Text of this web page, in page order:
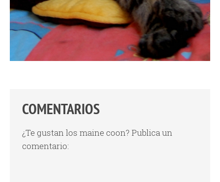
COMENTARIOS
¿Te gustan los maine coon? Publica un
comentario: